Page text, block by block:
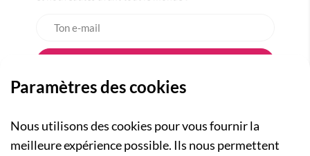
Paramètres des cookies
Nous utilisons des cookies pour vous fournir la
meilleure expérience possible. Ils nous permettent